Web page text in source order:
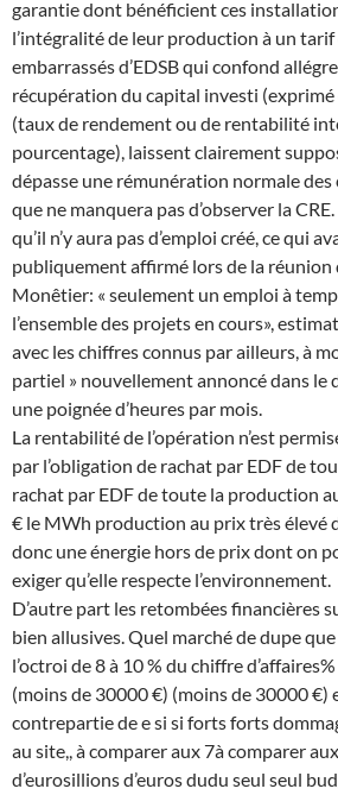
garantie dont bénéficient ces
l’intégralité de leur production à un
embarrassés d’EDSB qui confond
récupération du capital investi (exprimé
(taux de rendement ou de rentabilité
pourcentage), laissent clairement
dépasse une rémunération normale
que ne manquera pas d’observer la
qu’il n’y aura pas d’emploi créé, ce qui
publiquement affirmé lors de la réunion
Monêtier: « seulement un emploi à
l’ensemble des projets en cours»,
avec les chiffres connus par ailleurs, à
partiel » nouvellement annoncé dans le
une poignée d’heures par mois.
La rentabilité de l’opération n’est
par l’obligation de rachat par EDF de
rachat par EDF de toute la production
€ le MWh production au prix très élevé
donc une énergie hors de prix dont on
exiger qu’elle respecte l’environnement.
D’autre part les retombées financières
bien allusives. Quel marché de dupe
l’octroi de 8 à 10 % du chiffre
(moins de 30000 €) (moins de 30000 €)
contrepartie de e si si forts forts
au site,, à comparer aux 7à comparer
d’eurosillions d’euros dudu seul seul